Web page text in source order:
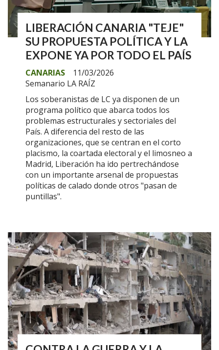
LIBERACIÓN CANARIA "TEJE"
SU PROPUESTA POLÍTICA Y LA
EXPONE YA POR TODO EL PAÍS
Semanario LA RAÍZ
CANARIAS 11/03/2026
Los soberanistas de LC ya disponen de un
programa político que abarca todos los
problemas estructurales y sectoriales del
País. A diferencia del resto de las
organizaciones, que se centran en el corto
placismo, la coartada electoral y el limosneo a
Madrid, Liberación ha ido pertrechándose
con un importante arsenal de propuestas
políticas de calado donde otros "pasan de
puntillas".